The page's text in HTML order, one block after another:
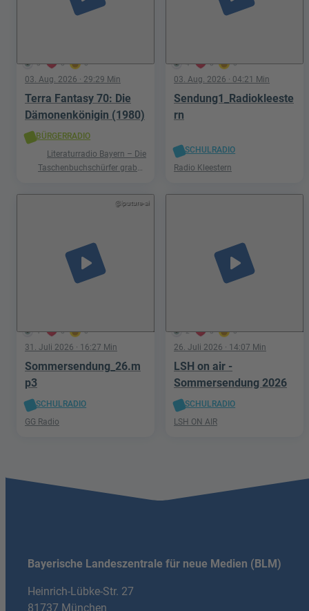
3 0 0
03. Aug. 2026 · 29:29 Min
Terra Fantasy 70: Die
Dämonenkönigin (1980)
BÜRGERRADIO
Literaturradio Bayern – Die
Taschenbuchschürfer graben
Phantastik
4 0 0
03. Aug. 2026 · 04:21 Min
Sendung1_Radiokleeste
rn
SCHULRADIO
Radio Kleestern
@iputure-ai
1 0 0
play_arrow
31. Juli 2026 · 16:27 Min
Sommersendung_26.m
p3
SCHULRADIO
GG Radio
2 3 0
play_arrow
26. Juli 2026 · 14:07 Min
LSH on air -
Sommersendung 2026
SCHULRADIO
LSH ON AIR
Bayerische Landeszentrale für neue Medien (BLM)
Heinrich-Lübke-Str. 27
81737 München